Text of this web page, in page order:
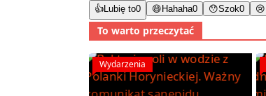
👍Lubię to0 😄 Hahaha0 😯Szok0 😢
To warto przeczytać
Wydarzenia